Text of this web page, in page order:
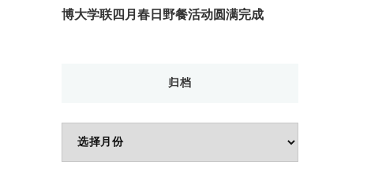
博大学联四月春日野餐活动圆满完成
归档
档